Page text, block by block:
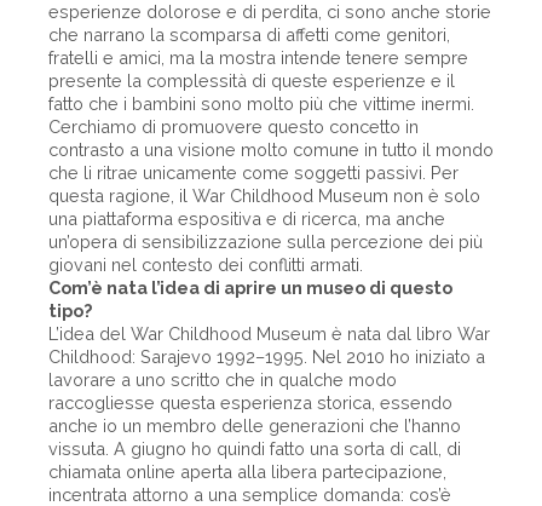
esperienze dolorose e di perdita, ci sono anche storie
che narrano la scomparsa di affetti come genitori,
fratelli e amici, ma la mostra intende tenere sempre
presente la complessità di queste esperienze e il
fatto che i bambini sono molto più che vittime inermi.
Cerchiamo di promuovere questo concetto in
contrasto a una visione molto comune in tutto il mondo
che li ritrae unicamente come soggetti passivi. Per
questa ragione, il War Childhood Museum non è solo
una piattaforma espositiva e di ricerca, ma anche
un’opera di sensibilizzazione sulla percezione dei più
giovani nel contesto dei conflitti armati.
Com’è nata l’idea di aprire un museo di questo
tipo?
L’idea del War Childhood Museum è nata dal libro War
Childhood: Sarajevo 1992–1995. Nel 2010 ho iniziato a
lavorare a uno scritto che in qualche modo
raccogliesse questa esperienza storica, essendo
anche io un membro delle generazioni che ­l’hanno
vissuta. A giugno ho quindi fatto una sorta di call, di
chiamata online aperta alla libera partecipazione,
incentrata attorno a una semplice domanda: cos’è